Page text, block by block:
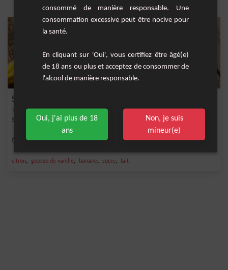
Smoothie Banane Cacao Vanille
Smoothie gourmand à base de banane, cacao et vanille.
Facile
citron, gousse de vanille, banane, sucre, lait
consommé de manière responsable. Une
consommation excessive peut être nocive pour
la santé.
En cliquant sur 'Oui', vous certifiez être âgé(e)
de 18 ans ou plus et acceptez de consommer de
l'alcool de manière responsable.
Oui, j'ai plus de 18
ans
Non, je suis
mineur(e)